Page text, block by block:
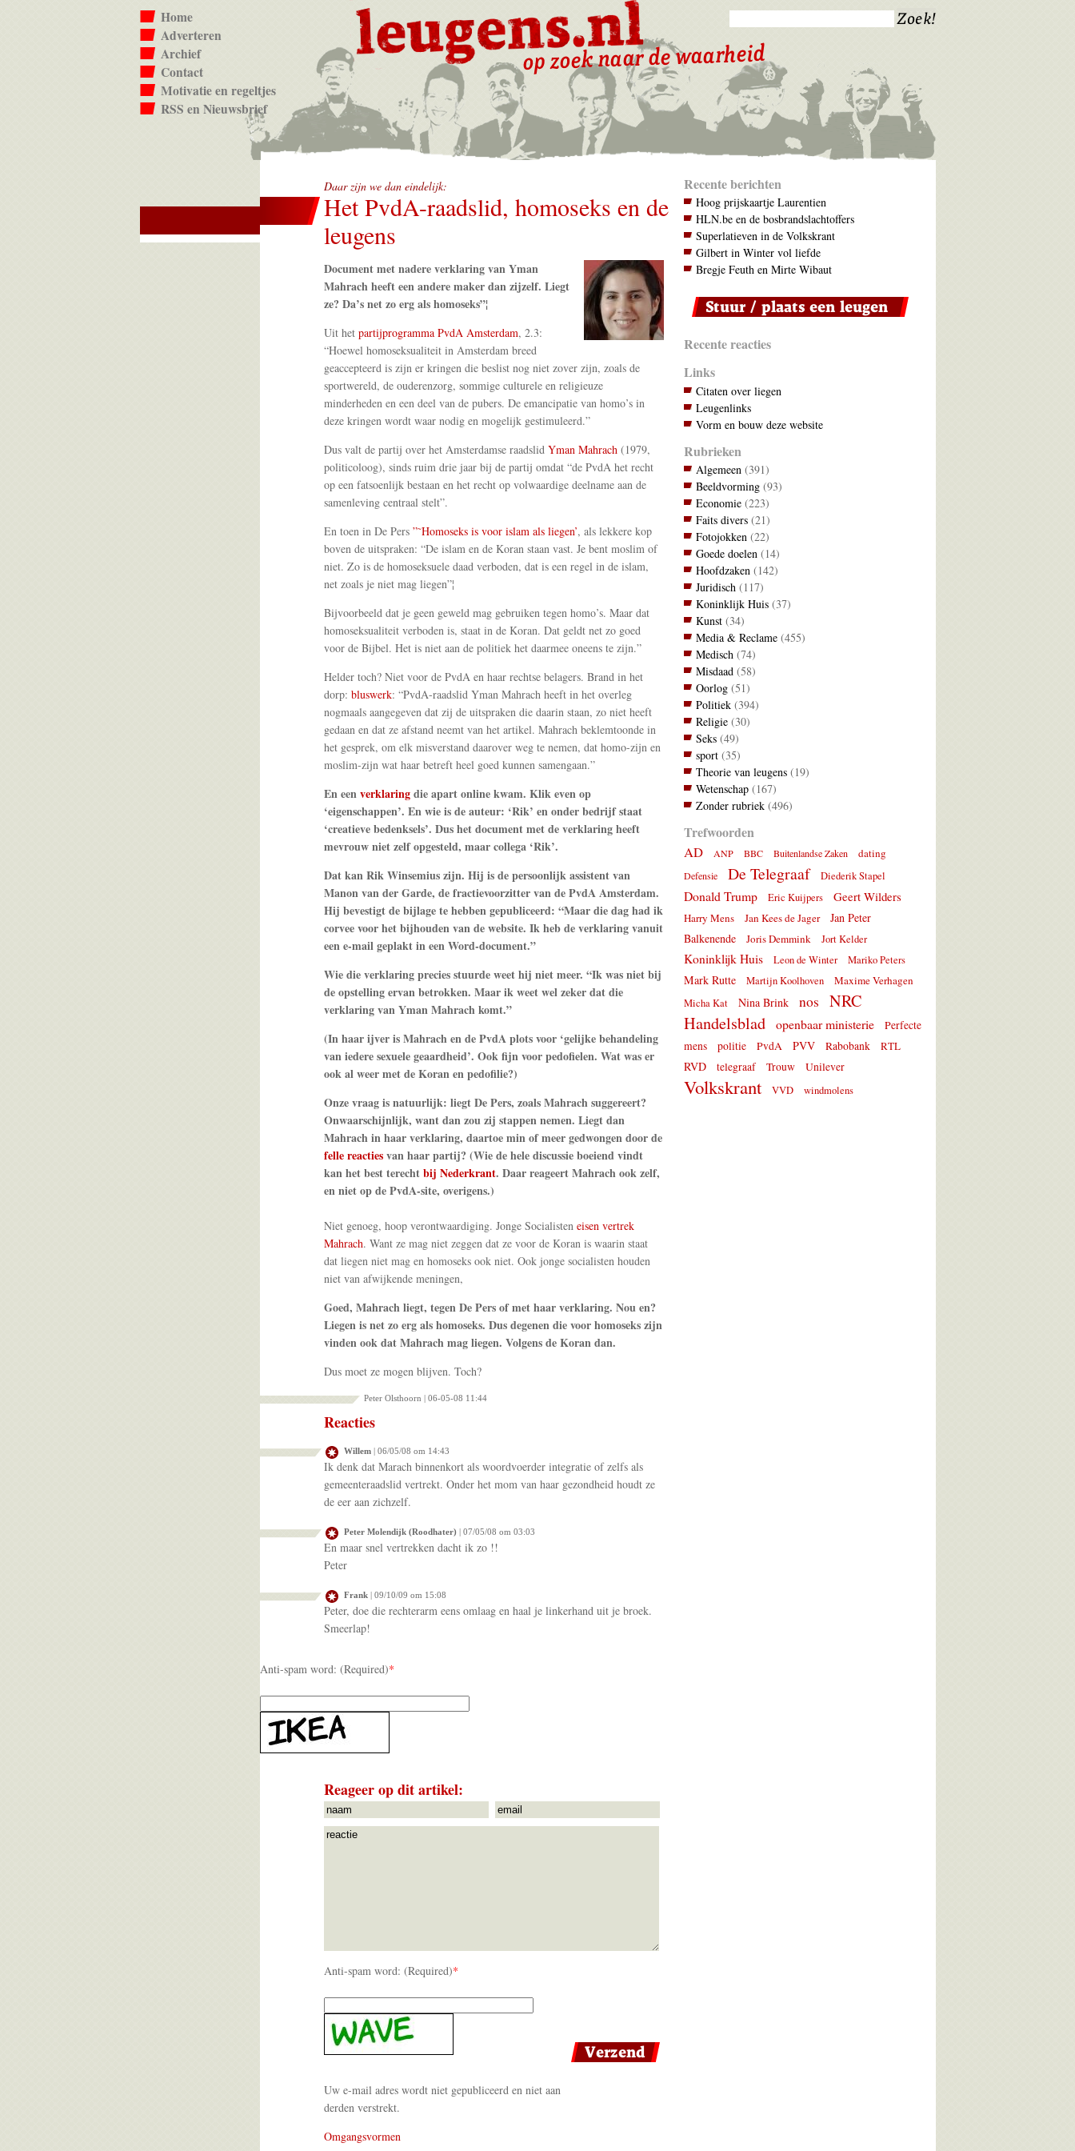
Home
Adverteren
Archief
Contact
Motivatie en regeltjes
RSS en Nieuwsbrief
Daar zijn we dan eindelijk:
Het PvdA-raadslid, homoseks en de
leugens
Document met nadere verklaring van Yman
Mahrach heeft een andere maker dan zijzelf. Liegt
ze? Da’s net zo erg als homoseks”¦
Uit het partijprogramma PvdA Amsterdam, 2.3:
“Hoewel homoseksualiteit in Amsterdam breed
geaccepteerd is zijn er kringen die beslist nog niet zover zijn, zoals de
sportwereld, de ouderenzorg, sommige culturele en religieuze
minderheden en een deel van de pubers. De emancipatie van homo’s in
deze kringen wordt waar nodig en mogelijk gestimuleerd.”
Dus valt de partij over het Amsterdamse raadslid Yman Mahrach(1979,
politicoloog), sinds ruim drie jaar bij de partij omdat “de PvdA het recht
op een fatsoenlijk bestaan en het recht op volwaardige deelname aan de
samenleving centraal stelt”.
En toen in De Pers ”˜Homoseks is voor islam als liegen’, als lekkere kop
boven de uitspraken: “De islam en de Koran staan vast. Je bent moslim of
niet. Zo is de homoseksuele daad verboden, dat is een regel in de islam,
net zoals je niet mag liegen”¦
Bijvoorbeeld dat je geen geweld mag gebruiken tegen homo’s. Maar dat
homoseksualiteit verboden is, staat in de Koran. Dat geldt net zo goed
voor de Bijbel. Het is niet aan de politiek het daarmee oneens te zijn.”
Helder toch? Niet voor de PvdA en haar rechtse belagers. Brand in het
dorp: bluswerk: “PvdA-raadslid Yman Mahrach heeft in het overleg
nogmaals aangegeven dat zij de uitspraken die daarin staan, zo niet heeft
gedaan en dat ze afstand neemt van het artikel. Mahrach beklemtoonde in
het gesprek, om elk misverstand daarover weg te nemen, dat homo-zijn en
moslim-zijn wat haar betreft heel goed kunnen samengaan.”
En eenverklaringdie apart online kwam. Klik even op
‘eigenschappen’. En wie is de auteur: ‘Rik’ en onder bedrijf staat
‘creatieve bedenksels’. Dus het document met de verklaring heeft
mevrouw niet zelf opgesteld, maar collega ‘Rik’.
Dat kan Rik Winsemius zijn. Hij is de persoonlijk assistent van
Manon van der Garde, de fractievoorzitter van de PvdA Amsterdam.
Hij bevestigt de bijlage te hebben gepubliceerd: “Maar die dag had ik
corvee voor het bijhouden van de website. Ik heb de verklaring vanuit
een e-mail geplakt in een Word-document.”
Wie die verklaring precies stuurde weet hij niet meer. “Ik was niet bij
de opstelling ervan betrokken. Maar ik weet wel zeker dat die
verklaring van Yman Mahrach komt.”
(In haar ijver is Mahrach en de PvdA plots voor ‘gelijke behandeling
van iedere sexuele geaardheid’. Ook fijn voor pedofielen. Wat was er
ook al weer met de Koran en pedofilie?)
Onze vraag is natuurlijk: liegt De Pers, zoals Mahrach suggereert?
Onwaarschijnlijk, want dan zou zij stappen nemen. Liegt dan
Mahrach in haar verklaring, daartoe min of meer gedwongen door de
felle reactiesvan haar partij? (Wie de hele discussie boeiend vindt
kan het best terechtbij Nederkrant. Daar reageert Mahrach ook zelf,
en niet op de PvdA-site, overigens.)
Niet genoeg, hoop verontwaardiging. Jonge Socialisten eisen vertrek
Mahrach. Want ze mag niet zeggen dat ze voor de Koran is waarin staat
dat liegen niet mag en homoseks ook niet. Ook jonge socialisten houden
niet van afwijkende meningen,
Goed, Mahrach liegt, tegen De Pers of met haar verklaring. Nou en?
Liegen is net zo erg als homoseks. Dus degenen die voor homoseks zijn
vinden ook dat Mahrach mag liegen. Volgens de Koran dan.
Dus moet ze mogen blijven. Toch?
Peter Olsthoorn | 06-05-08 11:44
Reacties
Willem| 06/05/08 om 14:43
Ik denk dat Marach binnenkort als woordvoerder integratie of zelfs als
gemeenteraadslid vertrekt. Onder het mom van haar gezondheid houdt ze
de eer aan zichzelf.
Peter Molendijk (Roodhater)| 07/05/08 om 03:03
En maar snel vertrekken dacht ik zo !!
Peter
Frank| 09/10/09 om 15:08
Peter, doe die rechterarm eens omlaag en haal je linkerhand uit je broek.
Smeerlap!
Anti-spam word: (Required)*
Reageer op dit artikel:
Anti-spam word: (Required)*
Uw e-mail adres wordt niet gepubliceerd en niet aan
derden verstrekt.
Omgangsvormen
Recente berichten
Hoog prijskaartje Laurentien
HLN.be en de bosbrandslachtoffers
Superlatieven in de Volkskrant
Gilbert in Winter vol liefde
Bregje Feuth en Mirte Wibaut
Recente reacties
Links
Citaten over liegen
Leugenlinks
Vorm en bouw deze website
Rubrieken
Algemeen(391)
Beeldvorming(93)
Economie(223)
Faits divers(21)
Fotojokken(22)
Goede doelen(14)
Hoofdzaken(142)
Juridisch(117)
Koninklijk Huis(37)
Kunst(34)
Media & Reclame(455)
Medisch(74)
Misdaad(58)
Oorlog(51)
Politiek(394)
Religie(30)
Seks(49)
sport(35)
Theorie van leugens(19)
Wetenschap(167)
Zonder rubriek(496)
Trefwoorden
AD
ANP BBC Buitenlandse Zaken dating
Defensie De Telegraaf Diederik Stapel
Donald Trump Eric Kuijpers Geert Wilders
Harry Mens Jan Kees de Jager
Jan Peter
Balkenende
Joris Demmink Jort Kelder
Koninklijk Huis Leon de Winter Mariko Peters
Mark Rutte Martijn Koolhoven Maxime Verhagen
Micha Kat Nina Brink nos
NRC
Handelsblad
openbaar ministerie
Perfecte
mens
politie PvdA PVV Rabobank RTL
RVD telegraaf Trouw Unilever
Volkskrant VVD windmolens